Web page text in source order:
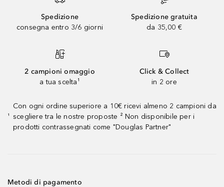
Spedizione
consegna entro 3/6 giorni
Spedizione gratuita
da 35,00 €
2 campioni omaggio
a tua scelta¹
Click & Collect
in 2 ore
¹
Con ogni ordine superiore a 10€ ricevi almeno 2 campioni da
scegliere tra le nostre proposte ² Non disponibile per i
prodotti contrassegnati come "Douglas Partner"
Metodi di pagamento